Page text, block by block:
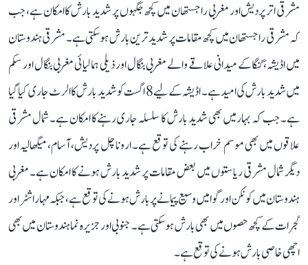
مشرقی اتر پردیش اور مغربی راجستھان میں کچھ جگہوں پر شدید بارش کا امکان ہے، جب
کہ مشرقی راجستھان میں کچھ مقامات پر شدید ترین بارش ہوسکتی ہے۔ مشرقی ہندوستان
میں اڈیشہ، گنگا کے میدانی علاقے والے مغربی بنگال اور ذیلی ہمالیائی مغربی بنگال اور سکم
میں شدید بارش کی امید ہے۔ اڈیشہ کے لیے 8 اگست کو شدید بارش کا الرٹ جاری کیا گیا
ہے۔ جب کہ بہار میں بھی شدید بارش کا سلسلہ جاری رہنے کا امکان ہے۔ شمال مشرقی
علاقوں میں بھی موسم خراب رہنے کی توقع ہے۔ اروناچل پردیش، آسام، میگھالیہ اور
دیگر شمال مشرقی ریاستوں میں بعض مقامات پر شدید بارش ہونے کا امکان ہے۔ مغربی
ہندوستان میں کونکن اور گوا میں وسیع پیمانے پر بارش ہونے کی توقع ہے، جبکہ مہاراشٹر اور
گجرات کے کچھ حصوں میں بھی بارش ہو سکتی ہے۔ جنوبی اور جزیرہ نما ہندوستان میں بھی
اچھی خاصی بارش ہونے کی توقع ہے۔